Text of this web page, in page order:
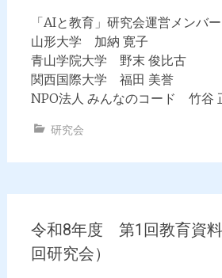
「AIと教育」研究会運営メンバー
山形大学 加納 寛子
青山学院大学 野末 俊比古
関西国際大学 福田 美誉
NPO法人 みんなのコード 竹谷
研究会
令和8年度 第1回教育資
回研究会）